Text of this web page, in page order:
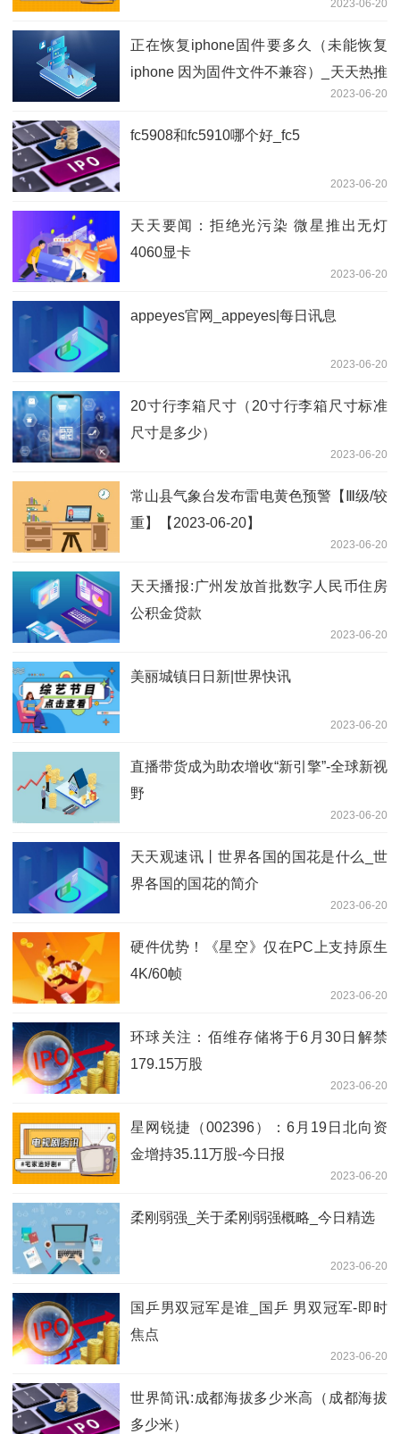
2023-06-20
正在恢复iphone固件要多久（未能恢复
iphone 因为固件文件不兼容）_天天热推
2023-06-20
fc5908和fc5910哪个好_fc5
2023-06-20
天天要闻：拒绝光污染 微星推出无灯
4060显卡
2023-06-20
appeyes官网_appeyes|每日讯息
2023-06-20
20寸行李箱尺寸（20寸行李箱尺寸标准
尺寸是多少）
2023-06-20
常山县气象台发布雷电黄色预警【Ⅲ级/较
重】【2023-06-20】
2023-06-20
天天播报:广州发放首批数字人民币住房
公积金贷款
2023-06-20
美丽城镇日日新|世界快讯
2023-06-20
直播带货成为助农增收“新引擎”-全球新视
野
2023-06-20
天天观速讯丨世界各国的国花是什么_世
界各国的国花的简介
2023-06-20
硬件优势！《星空》仅在PC上支持原生
4K/60帧
2023-06-20
环球关注：佰维存储将于6月30日解禁
179.15万股
2023-06-20
星网锐捷（002396）：6月19日北向资
金增持35.11万股-今日报
2023-06-20
柔刚弱强_关于柔刚弱强概略_今日精选
2023-06-20
国乒男双冠军是谁_国乒 男双冠军-即时
焦点
2023-06-20
世界简讯:成都海拔多少米高（成都海拔
多少米）